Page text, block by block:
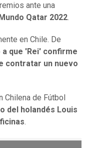
ante una
Qatar 2022.
en Chile. De
a que 'Rei' confirme
contratar un nuevo
de Fútbol
del holandés Louis
.